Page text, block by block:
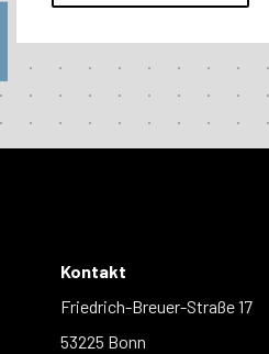
Kontakt
Friedrich-Breuer-Straße 17
53225 Bonn